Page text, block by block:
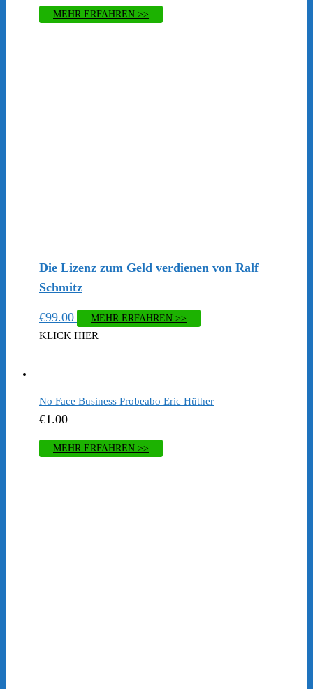
MEHR ERFAHREN >>
Die Lizenz zum Geld verdienen von Ralf
Schmitz
€99.00 MEHR ERFAHREN >>
KLICK HIER
No Face Business Probeabo Eric Hüther
€1.00
MEHR ERFAHREN >>